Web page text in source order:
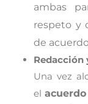
ambas
respeto y
de
Redacción
Una vez
el